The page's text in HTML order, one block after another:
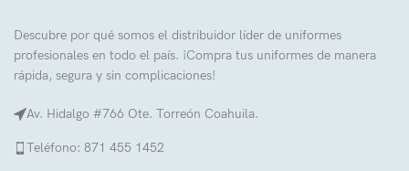
Descubre por qué somos el distribuidor líder de uniformes
profesionales en todo el país. ¡Compra tus uniformes de manera
rápida, segura y sin complicaciones!
Av. Hidalgo #766 Ote. Torreón Coahuila.
Teléfono: 871 455 1452